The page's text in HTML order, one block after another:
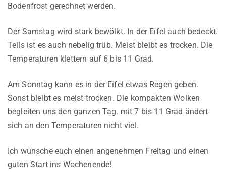
Bodenfrost gerechnet werden.
Der Samstag wird stark bewölkt. In der Eifel auch bedeckt.
Teils ist es auch nebelig trüb. Meist bleibt es trocken. Die
Temperaturen klettern auf 6 bis 11 Grad.
Am Sonntag kann es in der Eifel etwas Regen geben.
Sonst bleibt es meist trocken. Die kompakten Wolken
begleiten uns den ganzen Tag. mit 7 bis 11 Grad ändert
sich an den Temperaturen nicht viel.
Ich wünsche euch einen angenehmen Freitag und einen
guten Start ins Wochenende!